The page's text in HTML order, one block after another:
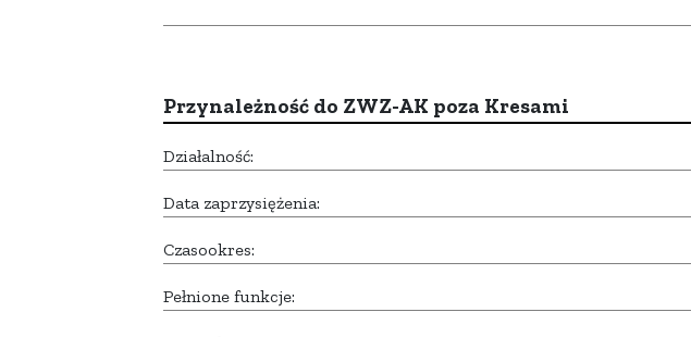
Przynależność do ZWZ-AK poza Kresami
Działalność:
Data zaprzysiężenia:
Czasookres:
Pełnione funkcje: